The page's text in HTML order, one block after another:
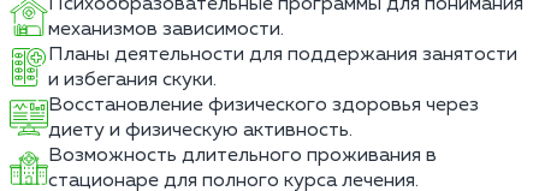
механизмов зависимости.
Планы деятельности для поддержания занятости
и избегания скуки.
Восстановление физического здоровья через
диету и физическую активность.
Возможность длительного проживания в
стационаре для полного курса лечения.